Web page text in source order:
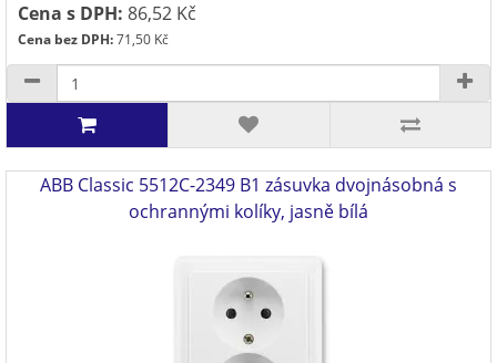
Cena s DPH: 86,52 Kč
Cena bez DPH:71,50 Kč
ABB Classic 5512C-2349 B1 zásuvka dvojnásobná s
ochrannými kolíky, jasně bílá